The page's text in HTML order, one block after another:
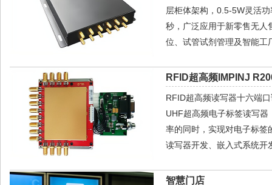
层柜体架构，0.5-5W灵活
秒，广泛应用于新零售无人
位、试管试剂管理及智能工
RFID超高频IMPINJ
RFID超高频读写器十六端
UHF超高频电子标签读写
率的同时，实现对电子标签
读写器开发、嵌入式系统开
智慧门店